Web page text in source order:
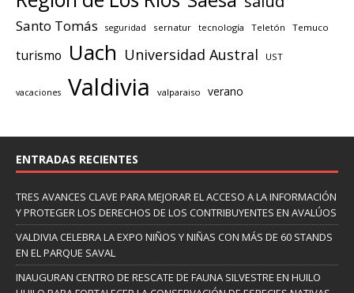
Santo Tomás seguridad sernatur tecnología Teletón Temuco
turismo Uach Universidad Austral UST
vacaciones Valdivia valparaiso verano
ENTRADAS RECIENTES
TRES AVANCES CLAVE PARA MEJORAR EL ACCESO A LA INFORMACIÓN
Y PROTEGER LOS DERECHOS DE LOS CONTRIBUYENTES EN AVALÚOS
VALDIVIA CELEBRA LA EXPO NIÑOS Y NIÑAS CON MÁS DE 60 STANDS
EN EL PARQUE SAVAL
INAUGURAN CENTRO DE RESCATE DE FAUNA SILVESTRE EN HUILO